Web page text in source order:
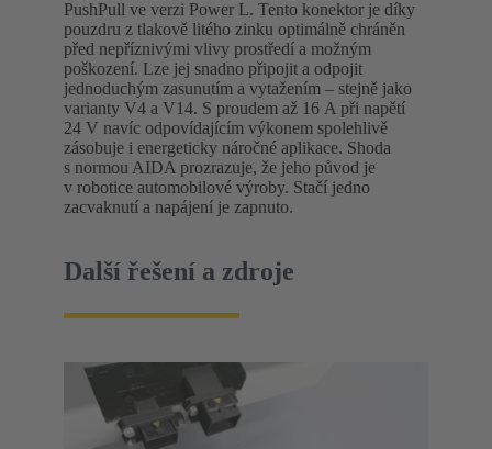
PushPull ve verzi Power L. Tento konektor je díky
pouzdru z tlakově litého zinku optimálně chráněn
před nepříznivými vlivy prostředí a možným
poškození. Lze jej snadno připojit a odpojit
jednoduchým zasunutím a vytažením – stejně jako
varianty V4 a V14. S proudem až 16 A při napětí
24 V navíc odpovídajícím výkonem spolehlivě
zásobuje i energeticky náročné aplikace. Shoda
s normou AIDA prozrazuje, že jeho původ je
v robotice automobilové výroby. Stačí jedno
zacvaknutí a napájení je zapnuto.
Další řešení a zdroje